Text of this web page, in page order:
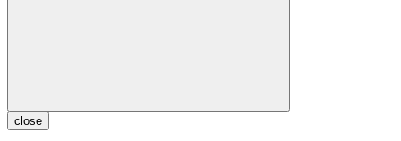
close